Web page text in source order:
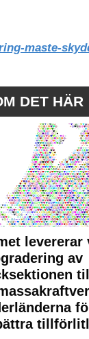
maste-
DET HÄR
levererar
av